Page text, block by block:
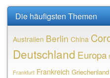
Die häufigsten Themen
Australien Berlin China
Deutschland Europa
Frankfurt Frankreich Griechenland